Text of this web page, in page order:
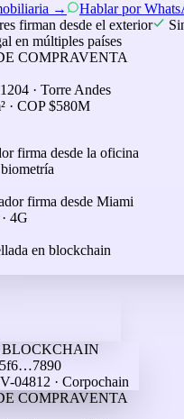
→
Hablar por
firman desde el exterior
en múltiples países
COMPRAVENTA
· Torre Andes
· COP $580M
firma desde la oficina
firma desde Miami
4G
en blockchain
BLOCKCHAIN
04812 · Corpochain
COMPRAVENTA